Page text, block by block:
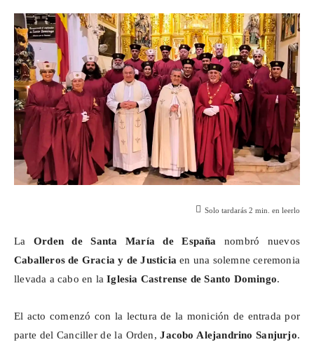
Solo tardarás 2 min. en leerlo
La Orden de Santa María de España nombró nuevos
Caballeros de Gracia y de Justicia en una solemne ceremonia
llevada a cabo en laIglesia Castrense de Santo Domingo.
El acto comenzó con la lectura de la monición de entrada por
parte del Canciller de la Orden,Jacobo Alejandrino Sanjurjo.